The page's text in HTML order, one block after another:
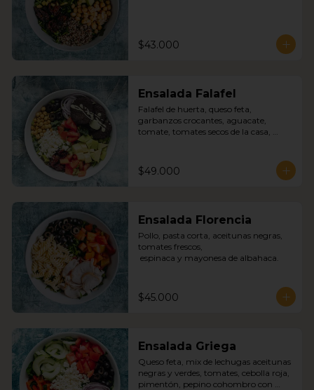
$43.000
Ensalada Falafel
Falafel de huerta, queso feta,
garbanzos crocantes, aguacate,
tomate, tomates secos de la casa,
mayonesa de albahaca y feta.
$49.000
Ensalada Florencia
Pollo, pasta corta, aceitunas negras,
tomates frescos,
espinaca y mayonesa de albahaca.
$45.000
Ensalada Griega
Queso feta, mix de lechugas aceitunas
negras y verdes, tomates, cebolla roja,
pimentón, pepino cohombro con